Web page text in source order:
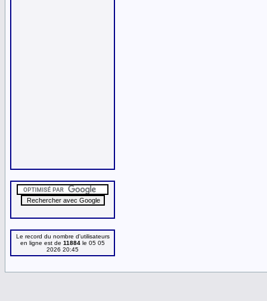
Le record du nombre d'utilisateurs
en ligne est de 11884 le 05 05
2026 20:45